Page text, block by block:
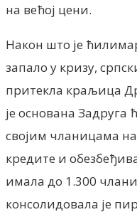
на већој цени.
Након што је
запало у кризу,
притекла краљица
је основана Задруга
својим чланицама
кредите и
имала до 1.300
консолидовала је